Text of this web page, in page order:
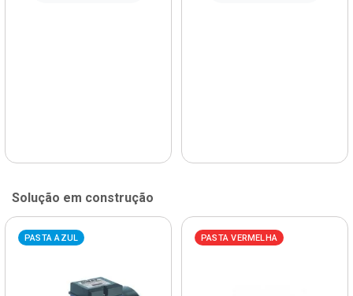
Solução em construção
PASTA AZUL PASTA VERMELHA